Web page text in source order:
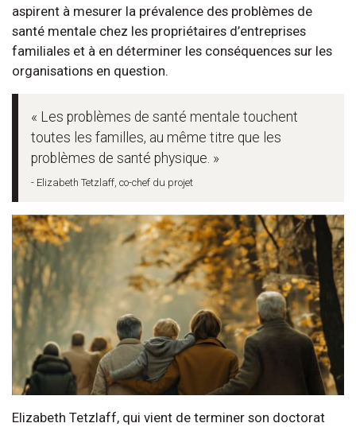
aspirent à mesurer la prévalence des problèmes de
santé mentale chez les propriétaires d’entreprises
familiales et à en déterminer les conséquences sur les
organisations en question.
« Les problèmes de santé mentale touchent
toutes les familles, au même titre que les
problèmes de santé physique. »
- Elizabeth Tetzlaff, co-chef du projet
Elizabeth Tetzlaff, qui vient de terminer son doctorat